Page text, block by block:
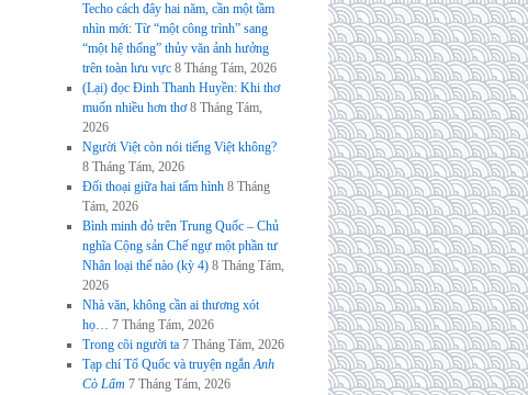
Techo cách đây hai năm, cần một tầm
nhìn mới: Từ “một công trình” sang
“một hệ thống” thủy văn ảnh hưởng
trên toàn lưu vực 8 Tháng Tám, 2026
(Lại) đọc Đinh Thanh Huyền: Khi thơ
muốn nhiều hơn thơ 8 Tháng Tám,
2026
Người Việt còn nói tiếng Việt không?
8 Tháng Tám, 2026
Đối thoại giữa hai tấm hình 8 Tháng
Tám, 2026
Bình minh đỏ trên Trung Quốc – Chủ
nghĩa Cộng sản Chế ngự một phần tư
Nhân loại thế nào (kỳ 4) 8 Tháng Tám,
2026
Nhà văn, không cần ai thương xót
họ… 7 Tháng Tám, 2026
Trong cõi người ta 7 Tháng Tám, 2026
Tạp chí Tổ Quốc và truyện ngắnAnh
Cò Lấm 7 Tháng Tám, 2026